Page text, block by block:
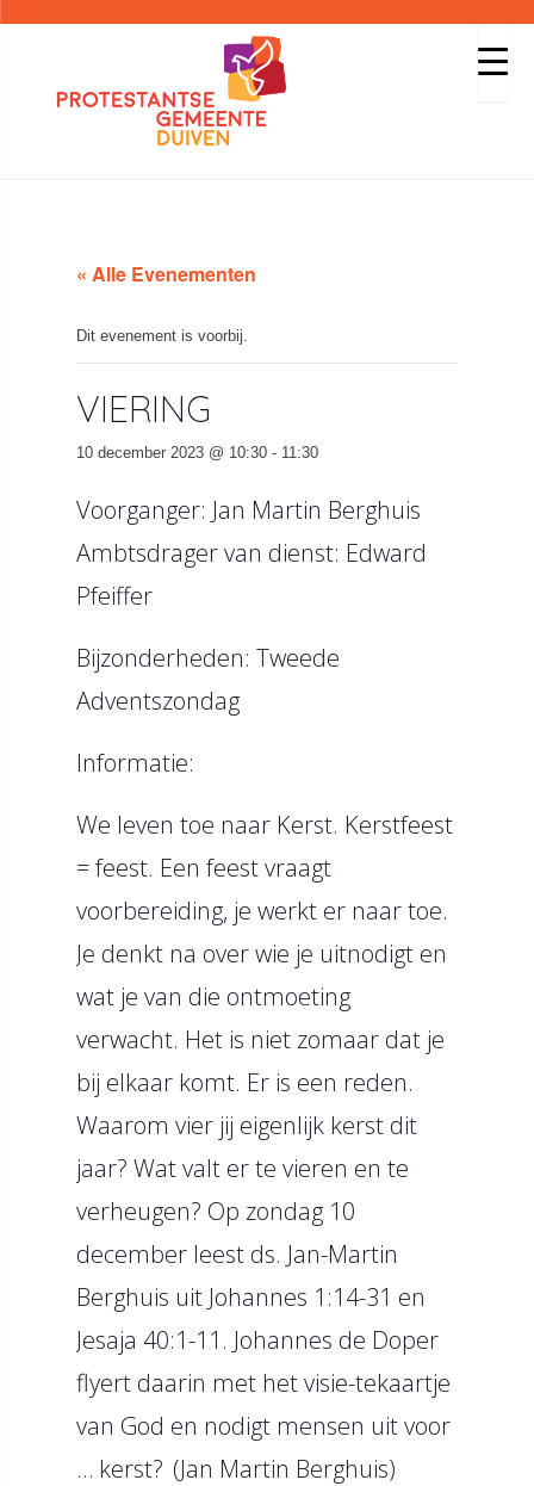
« Alle Evenementen
Dit evenement is voorbij.
VIERING
10 december 2023 @ 10:30 - 11:30
Voorganger: Jan Martin Berghuis
Ambtsdrager van dienst: Edward
Pfeiffer
Bijzonderheden: Tweede
Adventszondag
Informatie:
We leven toe naar Kerst. Kerstfeest
= feest. Een feest vraagt
voorbereiding, je werkt er naar toe.
Je denkt na over wie je uitnodigt en
wat je van die ontmoeting
verwacht. Het is niet zomaar dat je
bij elkaar komt. Er is een reden.
Waarom vier jij eigenlijk kerst dit
jaar? Wat valt er te vieren en te
verheugen? Op zondag 10
december leest ds. Jan-Martin
Berghuis uit Johannes 1:14-31 en
Jesaja 40:1-11. Johannes de Doper
flyert daarin met het visie-tekaartje
van God en nodigt mensen uit voor
… kerst? (Jan Martin Berghuis)